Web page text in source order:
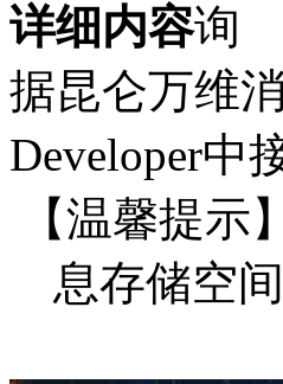
详细内容
据昆仑万维
Developer中
【温馨提
息存储空